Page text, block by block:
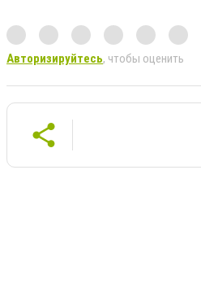
Авторизируйтесь, чтобы оценить